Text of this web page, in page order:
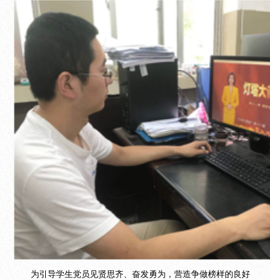
为引导学生党员见贤思齐、奋发勇为，营造争做榜样的良好